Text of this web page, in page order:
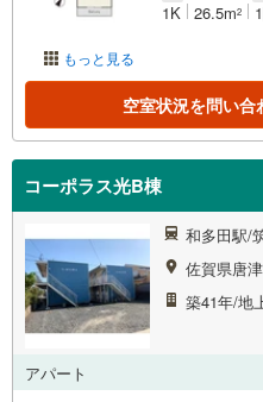
もっと見る
1K 26.5m2
空室状況を問い合
コーポラス光B棟
和多田駅/
佐賀県唐
築41年/地
アパート